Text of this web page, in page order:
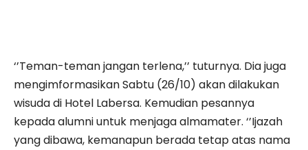
‘’Teman-teman jangan terlena,’’ tuturnya. Dia juga
mengimformasikan Sabtu (26/10) akan dilakukan
wisuda di Hotel Labersa. Kemudian pesannya
kepada alumni untuk menjaga almamater. ‘’Ijazah
yang dibawa, kemanapun berada tetap atas nama